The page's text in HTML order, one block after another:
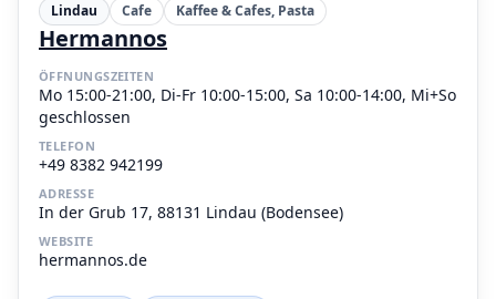
Lindau Cafe Kaffee & Cafes, Pasta
Hermannos
ÖFFNUNGSZEITEN
Mo 15:00-21:00, Di-Fr 10:00-15:00, Sa 10:00-14:00, Mi+So
geschlossen
TELEFON
+49 8382 942199
ADRESSE
In der Grub 17, 88131 Lindau (Bodensee)
WEBSITE
hermannos.de